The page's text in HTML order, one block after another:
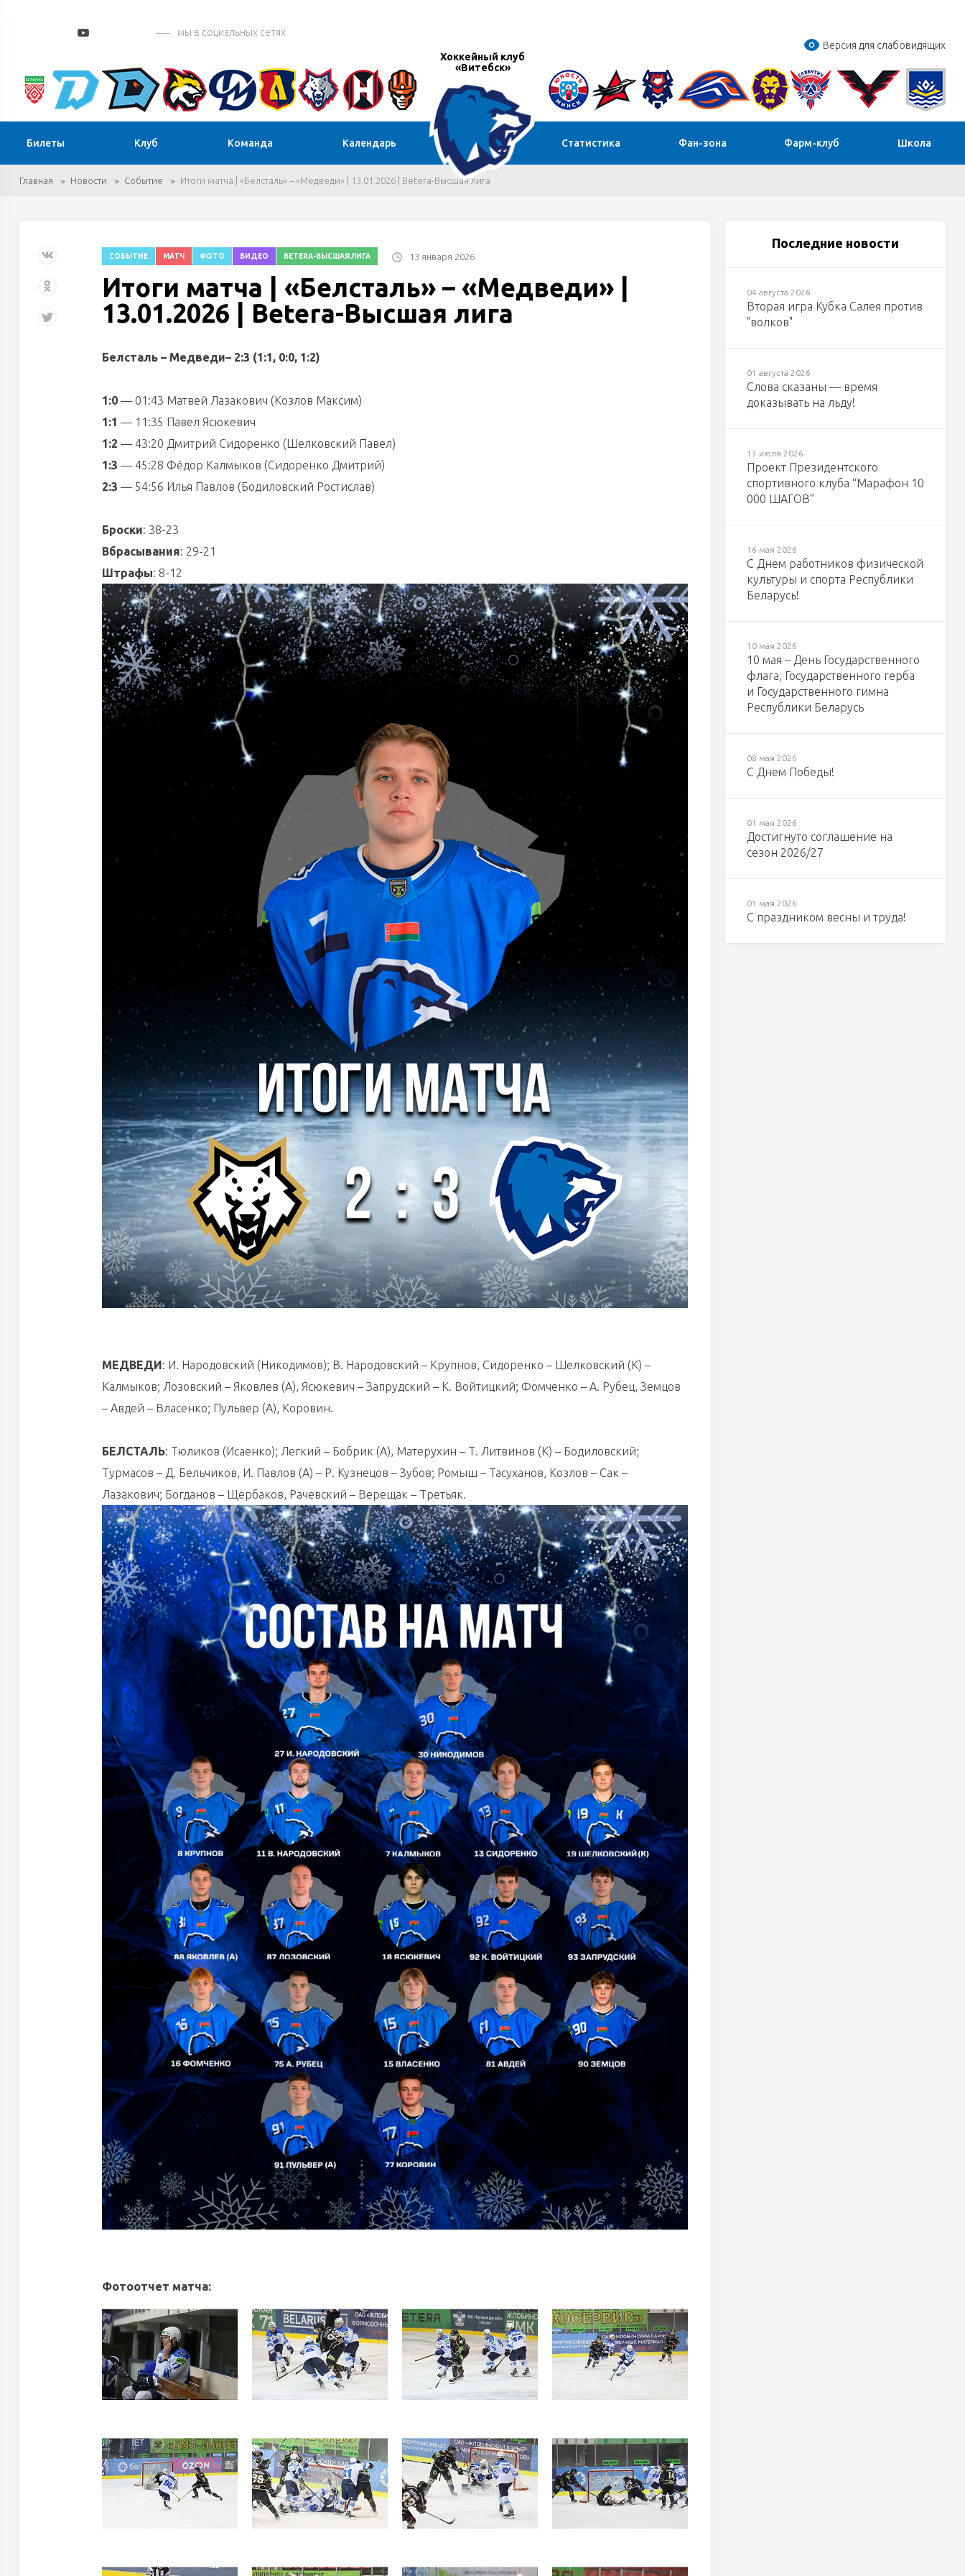
мы в социальных сетях
Версия для слабовидящих
Хоккейный клуб
«Витебск»
Билеты Клуб Команда Календарь Статистика Фан-зона Фарм-клуб Школа
Главная Новости Событие Итоги матча | «Белсталь» – «Медведи» | 13.01.2026 | Betera-Высшая лига
СОБЫТИЕ МАТЧ ФОТО ВИДЕО BETERA-ВЫСШАЯ ЛИГА 13 января 2026
Итоги матча | «Белсталь» – «Медведи» |
13.01.2026 | Betera-Высшая лига
Белсталь – Медведи– 2:3 (1:1, 0:0, 1:2)
1:0 — 01:43 Матвей Лазакович (Козлов Максим)
1:1 — 11:35 Павел Ясюкевич
1:2 — 43:20 Дмитрий Сидоренко (Шелковский Павел)
1:3 — 45:28 Фёдор Калмыков (Сидоренко Дмитрий)
2:3 — 54:56 Илья Павлов (Бодиловский Ростислав)
Броски: 38-23
Вбрасывания: 29-21
Штрафы: 8-12
МЕДВЕДИ: И. Народовский (Никодимов); В. Народовский – Крупнов, Сидоренко – Шелковский (К) –
Калмыков; Лозовский – Яковлев (А), Ясюкевич – Запрудский – К. Войтицкий; Фомченко – А. Рубец, Земцов
– Авдей – Власенко; Пульвер (А), Коровин.
БЕЛСТАЛЬ: Тюликов (Исаенко); Легкий – Бобрик (А), Матерухин – Т. Литвинов (К) – Бодиловский;
Турмасов – Д. Бельчиков, И. Павлов (А) – Р. Кузнецов – Зубов; Ромыш – Тасуханов, Козлов – Сак –
Лазакович; Богданов – Щербаков, Рачевский – Верещак – Третьяк.
Фотоотчет матча:
Последние новости
04 августа 2026
Вторая игра Кубка Салея против
"волков"
01 августа 2026
Слова сказаны — время
доказывать на льду!
13 июля 2026
Проект Президентского
спортивного клуба “Марафон 10
000 ШАГОВ”
16 мая 2026
С Днем работников физической
культуры и спорта Республики
Беларусь!
10 мая 2026
10 мая – День Государственного
флага, Государственного герба
и Государственного гимна
Республики Беларусь
08 мая 2026
С Днем Победы!
01 мая 2026
Достигнуто соглашение на
сезон 2026/27
01 мая 2026
С праздником весны и труда!